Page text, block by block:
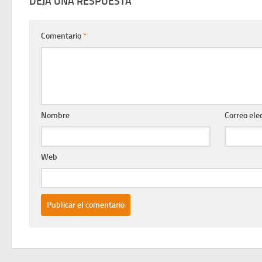
Comentario*
Nombre Correo
Web